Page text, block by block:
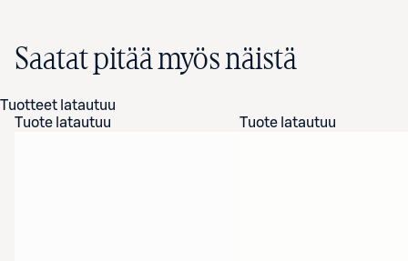
Saatat pitää myös näistä
Tuotteet latautuu
Tuote latautuu
Tuote latautuu